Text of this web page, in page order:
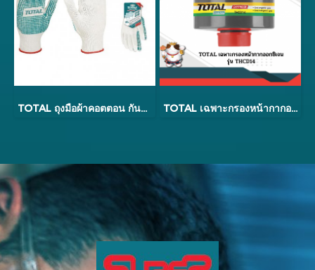
TOTAL ถุงมือผ้าคอตตอน กันลื่น 6 ขีด รุ่น TSP11102 TOTAL เฉพาะกรองหน้ากากออกซิเจน รุ่น THCD14